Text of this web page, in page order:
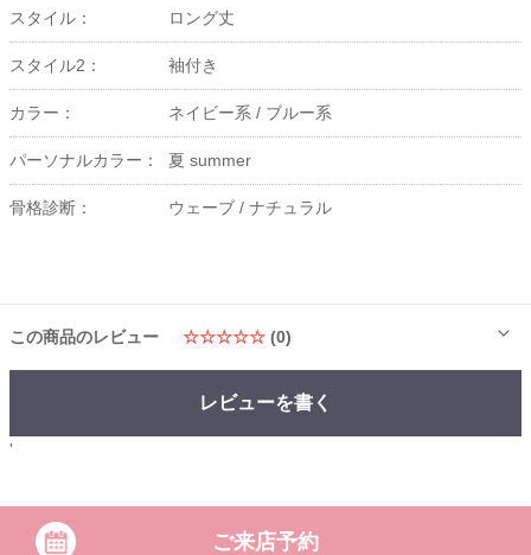
スタイル： ロング丈
スタイル2： 袖付き
カラー： ネイビー系 / ブルー系
パーソナルカラー： 夏 summer
骨格診断： ウェーブ / ナチュラル
この商品のレビュー ☆☆☆☆☆ (0)
レビューを書く
'
ご来店予約